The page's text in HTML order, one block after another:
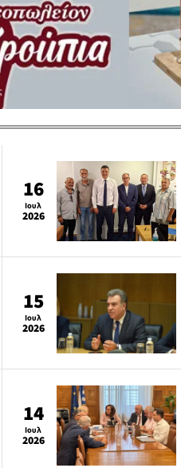
16
Ιουλ
2026
15
Ιουλ
2026
14
Ιουλ
2026